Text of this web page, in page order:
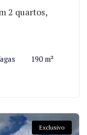
2 quartos,
190 m²
Exclusivo